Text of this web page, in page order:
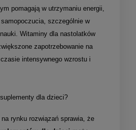
pomagają w utrzymaniu energii,
szczególnie w
Witaminy dla nastolatków
zapotrzebowanie na
intensywnego wzrostu i
dla dzieci?
rynku rozwiązań sprawia, że